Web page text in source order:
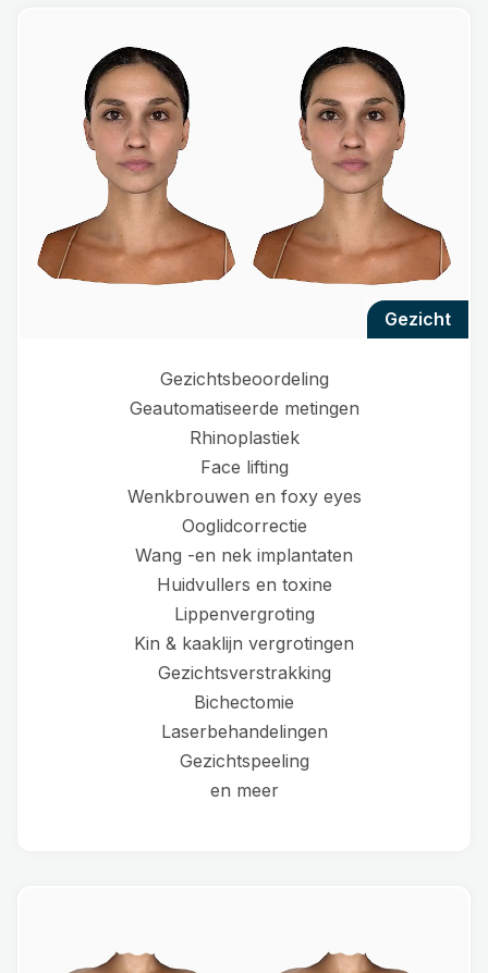
gezicht
Gezichtsbeoordeling
Geautomatiseerde metingen
Rhinoplastiek
Face lifting
Wenkbrouwen en foxy eyes
Ooglidcorrectie
Wang -en nek implantaten
Huidvullers en toxine
Lippenvergroting
Kin & kaaklijn vergrotingen
Gezichtsverstrakking
Bichectomie
Laserbehandelingen
Gezichtspeeling
en meer